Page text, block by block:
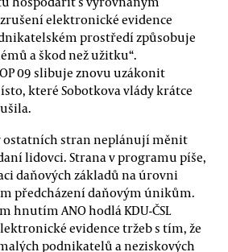
elektronické evidence
prostředí způsobuje
a škod než užitku“.
09 slibuje znovu uzákonit
které Sobotkova vlády krátce
ostatních stran neplánují měnit
lidovci. Strana v programu píše,
daňových základů na úrovni
předcházení daňovým únikům.
hnutím ANO hodlá KDU-ČSL
evidence tržeb s tím, že
podnikatelů a neziskových